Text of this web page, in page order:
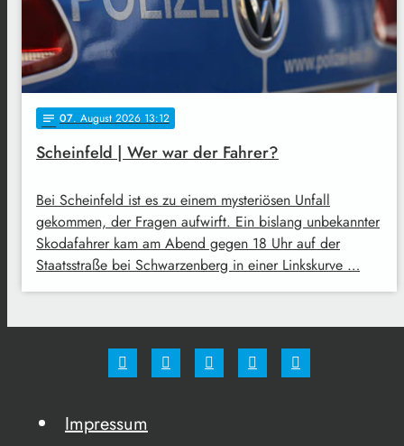
notes 07. August 2026 13:12
Scheinfeld | Wer war der Fahrer?
Bei Scheinfeld ist es zu einem mysteriösen Unfall
gekommen, der Fragen aufwirft. Ein bislang unbekannter
Skodafahrer kam am Abend gegen 18 Uhr auf der
Staatsstraße bei Schwarzenberg in einer Linkskurve …
Impressum